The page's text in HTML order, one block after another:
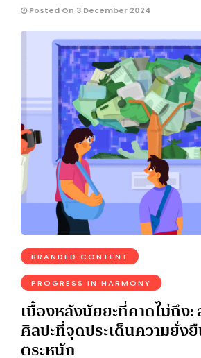
Posted On 3 December 2024
BRANDED CONTENT
PROGRESS IN HARMONY
เบื้องหลังนัยยะที่คาดไม่ถึง:
ศิลปะที่จุดประเด็นความยั่ง
ตระหนัก